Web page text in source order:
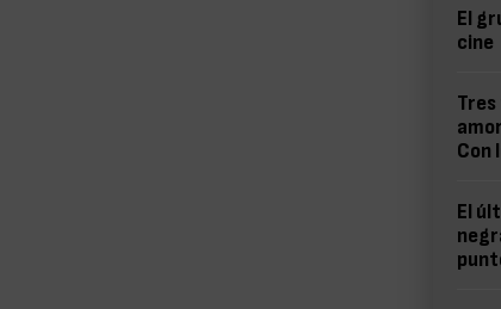
El
cine
Tres
Con
El